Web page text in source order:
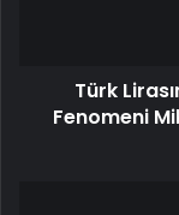
Türk
Fenomeni